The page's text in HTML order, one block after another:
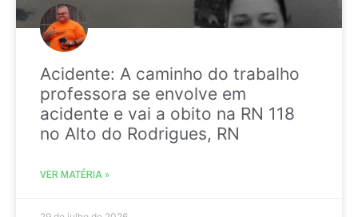
Acidente: A caminho do trabalho
professora se envolve em
acidente e vai a obito na RN 118
no Alto do Rodrigues, RN
VER MATÉRIA »